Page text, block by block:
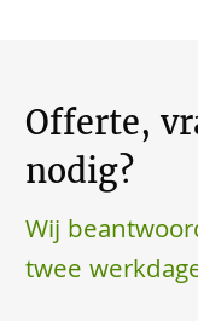
Offerte,
nodig?
Wij
twee